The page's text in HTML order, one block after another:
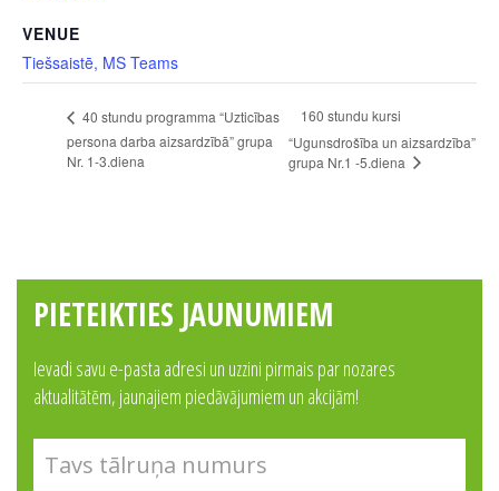
VENUE
Tiešsaistē, MS Teams
40 stundu programma “Uzticības
persona darba aizsardzībā” grupa
Nr. 1-3.diena
160 stundu kursi
“Ugunsdrošība un aizsardzība”
grupa Nr.1 -5.diena
PIETEIKTIES JAUNUMIEM
Ievadi savu e-pasta adresi un uzzini pirmais par nozares
aktualitātēm, jaunajiem piedāvājumiem un akcijām!